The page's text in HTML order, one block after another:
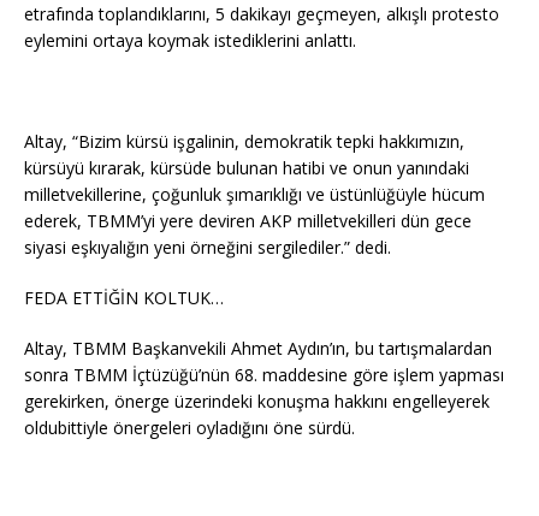
etrafında toplandıklarını, 5 dakikayı geçmeyen, alkışlı protesto
eylemini ortaya koymak istediklerini anlattı.
Altay, “Bizim kürsü işgalinin, demokratik tepki hakkımızın,
kürsüyü kırarak, kürsüde bulunan hatibi ve onun yanındaki
milletvekillerine, çoğunluk şımarıklığı ve üstünlüğüyle hücum
ederek, TBMM’yi yere deviren AKP milletvekilleri dün gece
siyasi eşkıyalığın yeni örneğini sergilediler.” dedi.
FEDA ETTİĞİN KOLTUK…
Altay, TBMM Başkanvekili Ahmet Aydın’ın, bu tartışmalardan
sonra TBMM İçtüzüğü’nün 68. maddesine göre işlem yapması
gerekirken, önerge üzerindeki konuşma hakkını engelleyerek
oldubittiyle önergeleri oyladığını öne sürdü.